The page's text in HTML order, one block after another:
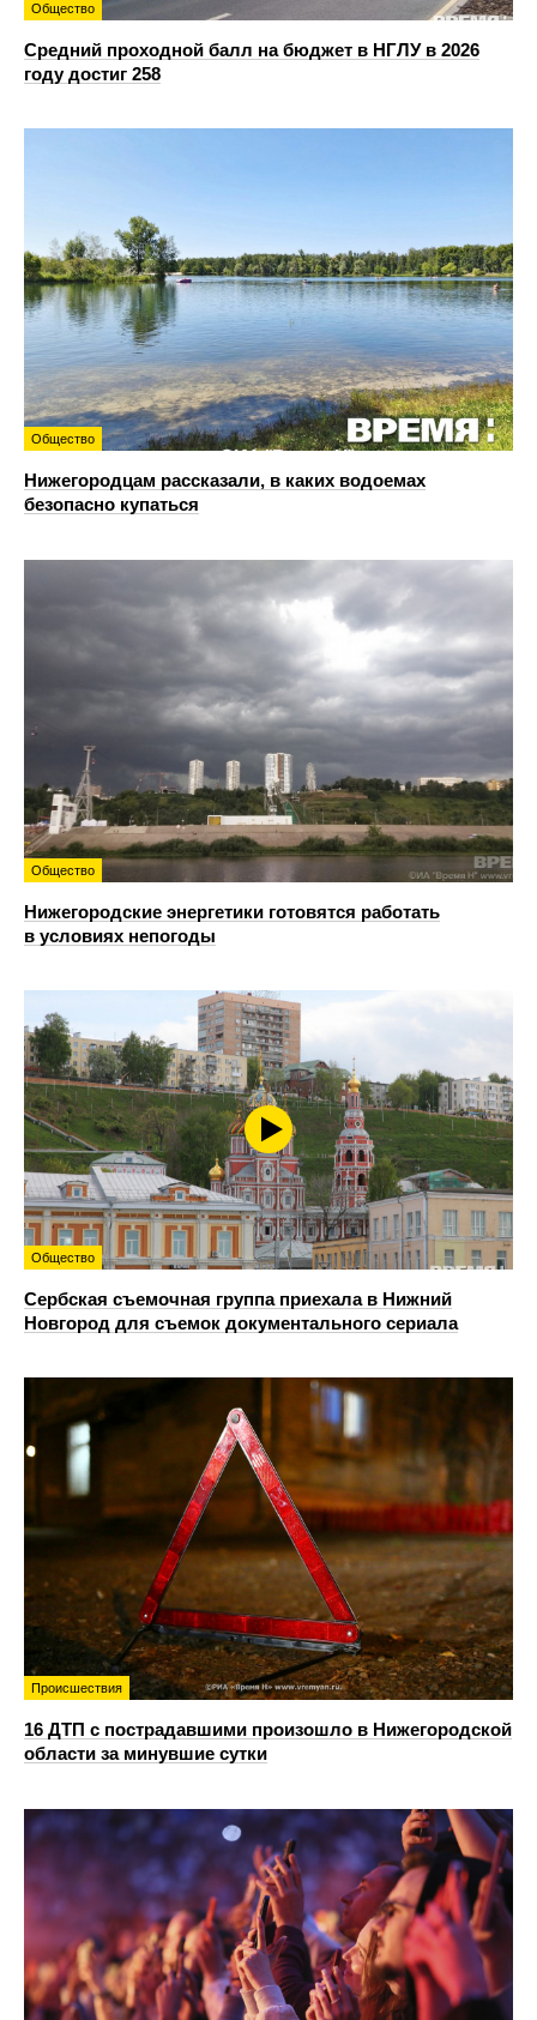
Общество
Средний проходной балл на бюджет в НГЛУ в 2026
году достиг 258
Общество
Нижегородцам рассказали, в каких водоемах
безопасно купаться
Общество
Нижегородские энергетики готовятся работать
в условиях непогоды
Общество
Сербская съемочная группа приехала в Нижний
Новгород для съемок документального сериала
Происшествия
16 ДТП с пострадавшими произошло в Нижегородской
области за минувшие сутки